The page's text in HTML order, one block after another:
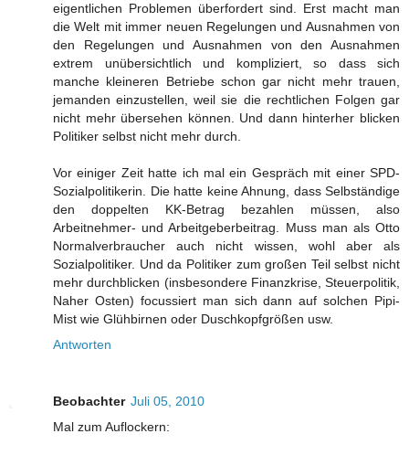
eigentlichen Problemen überfordert sind. Erst macht man
die Welt mit immer neuen Regelungen und Ausnahmen von
den Regelungen und Ausnahmen von den Ausnahmen
extrem unübersichtlich und kompliziert, so dass sich
manche kleineren Betriebe schon gar nicht mehr trauen,
jemanden einzustellen, weil sie die rechtlichen Folgen gar
nicht mehr übersehen können. Und dann hinterher blicken
Politiker selbst nicht mehr durch.
Vor einiger Zeit hatte ich mal ein Gespräch mit einer SPD-
Sozialpolitikerin. Die hatte keine Ahnung, dass Selbständige
den doppelten KK-Betrag bezahlen müssen, also
Arbeitnehmer- und Arbeitgeberbeitrag. Muss man als Otto
Normalverbraucher auch nicht wissen, wohl aber als
Sozialpolitiker. Und da Politiker zum großen Teil selbst nicht
mehr durchblicken (insbesondere Finanzkrise, Steuerpolitik,
Naher Osten) focussiert man sich dann auf solchen Pipi-
Mist wie Glühbirnen oder Duschkopfgrößen usw.
Antworten
Beobachter Juli 05, 2010
Mal zum Auflockern: